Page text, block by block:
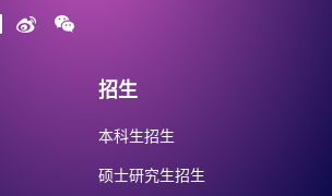
招生
本科生招生
硕士研究生招生